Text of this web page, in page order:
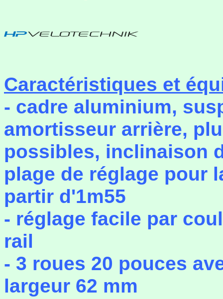
Caractéristiques et
- cadre aluminium,
amortisseur arrière,
possibles, inclinaison
plage de réglage pour
partir d'1m55
- réglage facile par
rail
- 3 roues 20 pouces
largeur 62 mm